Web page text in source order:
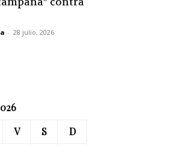
- 28 julio, 2026
V S
D